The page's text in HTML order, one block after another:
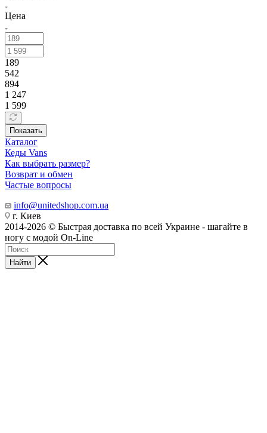
Цена
189
542
894
1 247
1 599
Показать
Каталог
Кеды Vans
Как выбрать размер?
Возврат и обмен
Частые вопросы
info@unitedshop.com.ua
г. Киев
2014-2026 © Быстрая доставка по всей Украине - шагайте в
ногу с модой On-Line
Найти